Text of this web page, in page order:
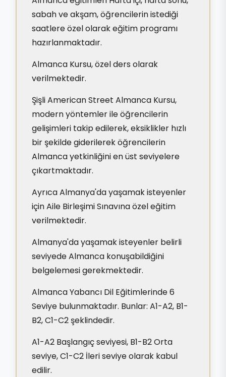
sabah ve akşam, öğrencilerin istediği
saatlere özel olarak eğitim programı
hazırlanmaktadır.
Almanca Kursu, özel ders olarak
verilmektedir.
Şişli American Street Almanca Kursu,
modern yöntemler ile öğrencilerin
gelişimleri takip edilerek, eksiklikler hızlı
bir şekilde giderilerek öğrencilerin
Almanca yetkinliğini en üst seviyelere
çıkartmaktadır.
Ayrıca Almanya'da yaşamak isteyenler
için Aile Birleşimi Sınavına özel eğitim
verilmektedir.
Almanya'da yaşamak isteyenler belirli
seviyede Almanca konuşabildiğini
belgelemesi gerekmektedir.
Almanca Yabancı Dil Eğitimlerinde 6
Seviye bulunmaktadır. Bunlar: A1-A2, B1-
B2, C1-C2 şeklindedir.
A1-A2 Başlangıç seviyesi, B1-B2 Orta
seviye, C1-C2 İleri seviye olarak kabul
edilir.